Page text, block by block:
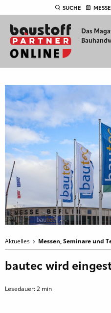
SUCHE
Das
Aktuelles Messen, Seminare und
bautec wird
Lesedauer:2 min